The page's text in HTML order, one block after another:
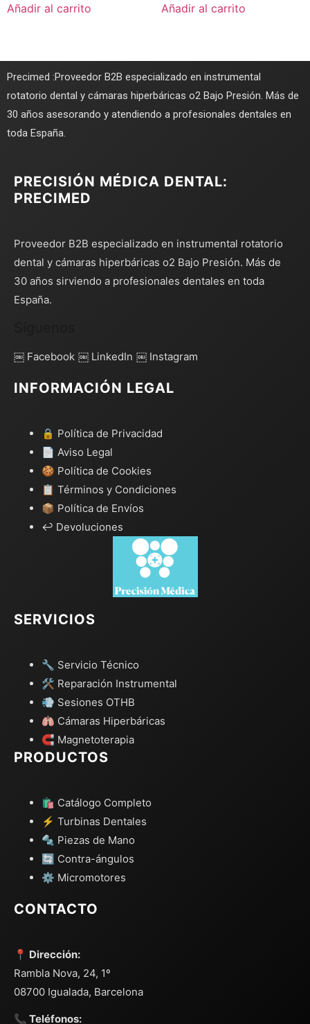
Añadir al carrito Añadir al carrito
Precimed :Proveedor B2B especializado en instrumental
rotatorio dental y cámaras hiperbáricas o2 Bajo Presión. Más de
30 años asesorando y atendiendo a profesionales dentales en
toda España.
PRECISIÓN MÉDICA DENTAL:
PRECIMED
Proveedor B2B especializado en instrumental rotatorio
dental y cámaras hiperbáricas o2 Bajo Presión. Más de
30 años sirviendo a profesionales dentales en toda
España.
￼ Facebook ￼ LinkedIn ￼ Instagram
INFORMACIÓN LEGAL
🔒 Política de Privacidad
📄 Aviso Legal
🍪 Política de Cookies
📋 Términos y Condiciones
📦 Política de Envíos
↩️ Devoluciones
SERVICIOS
🔧 Servicio Técnico
🛠️ Reparación Instrumental
💨 Sesiones OTHB
🫁 Cámaras Hiperbáricas
🧲 Magnetoterapia
PRODUCTOS
🛍️ Catálogo Completo
⚡ Turbinas Dentales
🔩 Piezas de Mano
🔄 Contra-ángulos
⚙️ Micromotores
CONTACTO
📍 Dirección:
Rambla Nova, 24, 1º
08700 Igualada, Barcelona
📞 Teléfonos: